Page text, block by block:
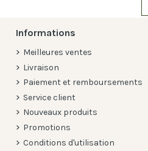
Informations
Meilleures ventes
Livraison
Paiement et remboursements
Service client
Nouveaux produits
Promotions
Conditions d'utilisation